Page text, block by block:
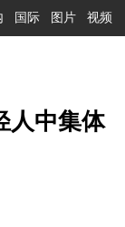
国际 图片 视频
人中集体